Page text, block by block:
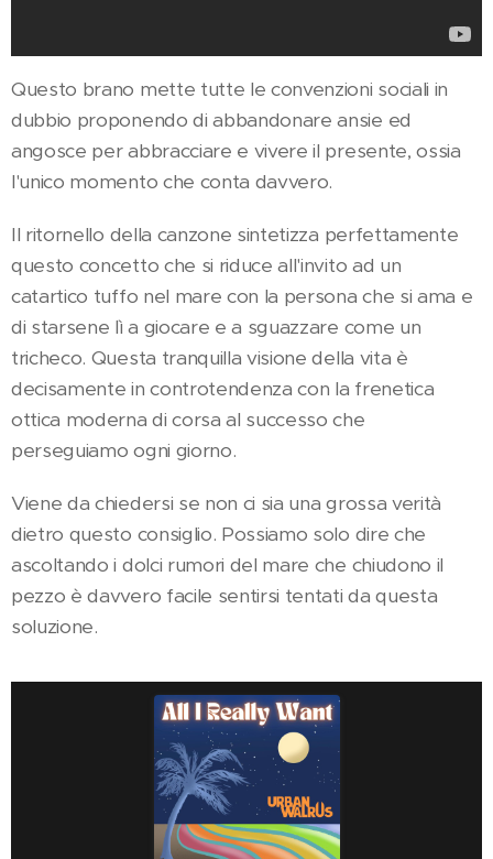
Questo brano mette tutte le convenzioni sociali in
dubbio proponendo di abbandonare ansie ed
angosce per abbracciare e vivere il presente, ossia
l'unico momento che conta davvero.
Il ritornello della canzone sintetizza perfettamente
questo concetto che si riduce all'invito ad un
catartico tuffo nel mare con la persona che si ama e
di starsene lì a giocare e a sguazzare come un
tricheco. Questa tranquilla visione della vita è
decisamente in controtendenza con la frenetica
ottica moderna di corsa al successo che
perseguiamo ogni giorno.
Viene da chiedersi se non ci sia una grossa verità
dietro questo consiglio. Possiamo solo dire che
ascoltando i dolci rumori del mare che chiudono il
pezzo è davvero facile sentirsi tentati da questa
soluzione.